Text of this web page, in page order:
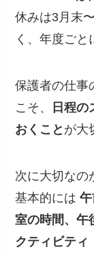
休みは3月末
く、年度ごと
保護者の仕事
こそ、
日程の
おくこと が大
次に大切なの
基本的には
室の時間、午
クティビティ